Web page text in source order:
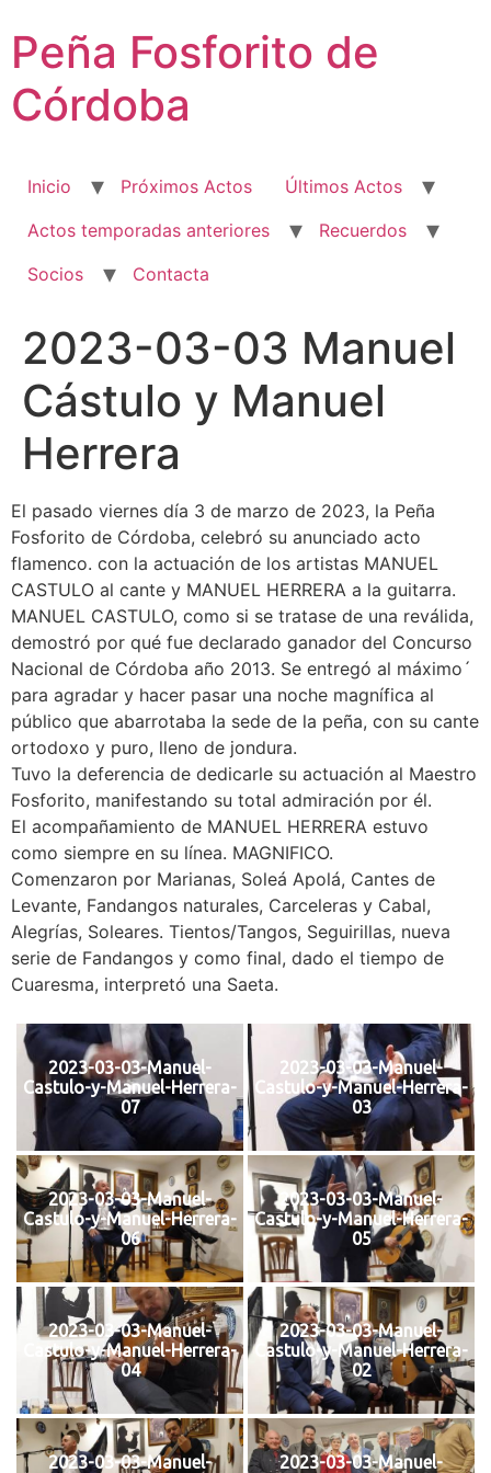
contenido
Peña Fosforito de
Córdoba
Inicio Próximos Actos
Últimos Actos
Actos temporadas anteriores
Recuerdos
Socios
Contacta
2023-03-03 Manuel
Cástulo y Manuel
Herrera
El pasado viernes día 3 de marzo de 2023, la Peña
Fosforito de Córdoba, celebró su anunciado acto
flamenco. con la actuación de los artistas MANUEL
CASTULO al cante y MANUEL HERRERA a la guitarra.
MANUEL CASTULO, como si se tratase de una reválida,
demostró por qué fue declarado ganador del Concurso
Nacional de Córdoba año 2013. Se entregó al máximo´
para agradar y hacer pasar una noche magnífica al
público que abarrotaba la sede de la peña, con su cante
ortodoxo y puro, lleno de jondura.
Tuvo la deferencia de dedicarle su actuación al Maestro
Fosforito, manifestando su total admiración por él.
El acompañamiento de MANUEL HERRERA estuvo
como siempre en su línea. MAGNIFICO.
Comenzaron por Marianas, Soleá Apolá, Cantes de
Levante, Fandangos naturales, Carceleras y Cabal,
Alegrías, Soleares. Tientos/Tangos, Seguirillas, nueva
serie de Fandangos y como final, dado el tiempo de
Cuaresma, interpretó una Saeta.
2023-03-03-Manuel-
Castulo-y-Manuel-Herrera-
07
2023-03-03-Manuel-
Castulo-y-Manuel-Herrera-
03
2023-03-03-Manuel-
Castulo-y-Manuel-Herrera-
06
2023-03-03-Manuel-
Castulo-y-Manuel-Herrera-
05
2023-03-03-Manuel-
Castulo-y-Manuel-Herrera-
04
2023-03-03-Manuel-
Castulo-y-Manuel-Herrera-
02
2023-03-03-Manuel-
2023-03-03-Manuel-